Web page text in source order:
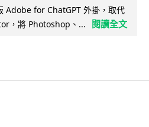
Adobe for ChatGPT 外掛，取代
，將 Photoshop、...
閱讀全文